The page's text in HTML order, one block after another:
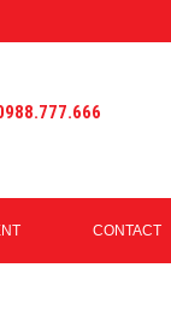
CONTACT